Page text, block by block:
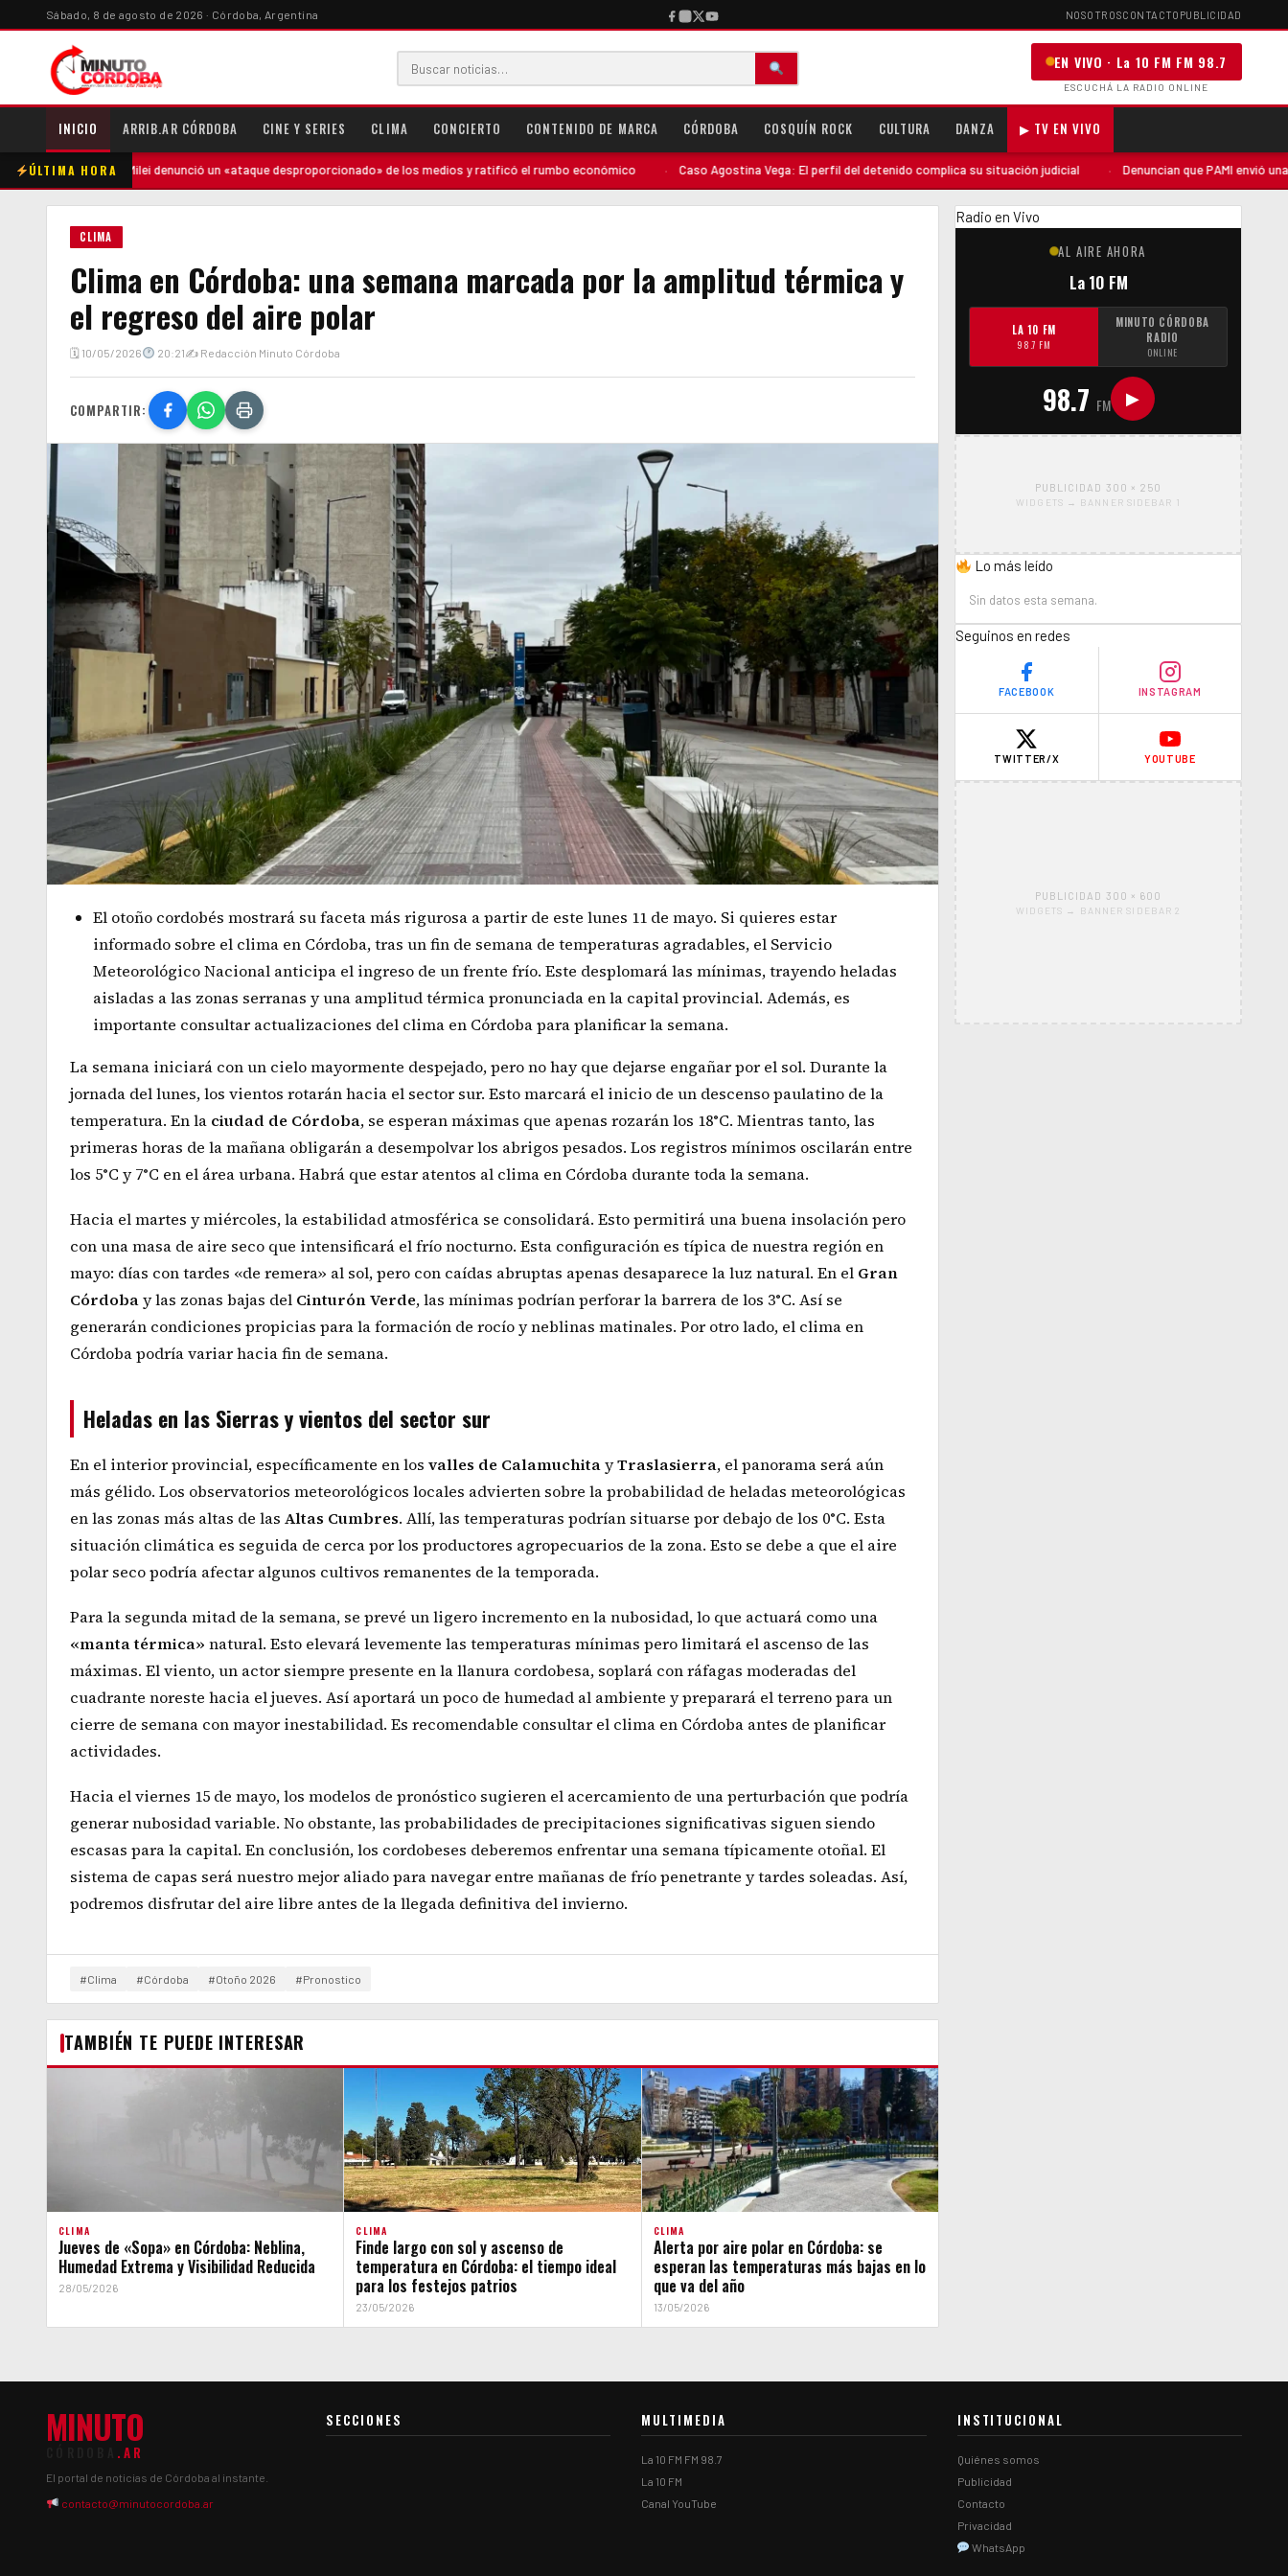
Sábado, 8 de agosto de 2026 · Córdoba, Argentina NOSOTROSCONTACTO PUBLICIDAD
EN VIVO · La 10 FM FM 98.7
ESCUCHÁ LA RADIO ONLINE
INICIO ARRIB.AR CÓRDOBA CINE Y SERIES CLIMA CONCIERTO CONTENIDO DE MARCA CÓRDOBA COSQUÍN ROCK CULTURA DANZA ▶ TV EN VIVO
ÚLTIMA HORA
· Milei denunció un «ataque desproporcionado» de los medios y ratificó el rumbo económico · Caso Agostina Vega: El perfil del detenido complica su situación judicial · Denuncian que PAMI envió una auditoría
CLIMA
Clima en Córdoba: una semana marcada por la amplitud térmica y
el regreso del aire polar
🗓 10/05/2026 20:21✍ Redacción Minuto Córdoba
COMPARTIR:
El otoño cordobés mostrará su faceta más rigurosa a partir de este lunes 11 de mayo. Si quieres estar
informado sobre el clima en Córdoba, tras un fin de semana de temperaturas agradables, el Servicio
Meteorológico Nacional anticipa el ingreso de un frente frío. Este desplomará las mínimas, trayendo heladas
aisladas a las zonas serranas y una amplitud térmica pronunciada en la capital provincial. Además, es
importante consultar actualizaciones del clima en Córdoba para planificar la semana.
La semana iniciará con un cielo mayormente despejado, pero no hay que dejarse engañar por el sol. Durante la
jornada del lunes, los vientos rotarán hacia el sector sur. Esto marcará el inicio de un descenso paulatino de la
temperatura. En la ciudad de Córdoba, se esperan máximas que apenas rozarán los 18°C. Mientras tanto, las
primeras horas de la mañana obligarán a desempolvar los abrigos pesados. Los registros mínimos oscilarán entre
los 5°C y 7°C en el área urbana. Habrá que estar atentos al clima en Córdoba durante toda la semana.
Hacia el martes y miércoles, la estabilidad atmosférica se consolidará. Esto permitirá una buena insolación pero
con una masa de aire seco que intensificará el frío nocturno. Esta configuración es típica de nuestra región en
mayo: días con tardes «de remera» al sol, pero con caídas abruptas apenas desaparece la luz natural. En el Gran
Córdobay las zonas bajas del Cinturón Verde, las mínimas podrían perforar la barrera de los 3°C. Así se
generarán condiciones propicias para la formación de rocío y neblinas matinales. Por otro lado, el clima en
Córdoba podría variar hacia fin de semana.
Heladas en las Sierras y vientos del sector sur
En el interior provincial, específicamente en los valles de CalamuchitayTraslasierra, el panorama será aún
más gélido. Los observatorios meteorológicos locales advierten sobre la probabilidad de heladas meteorológicas
en las zonas más altas de las Altas Cumbres. Allí, las temperaturas podrían situarse por debajo de los 0°C. Esta
situación climática es seguida de cerca por los productores agropecuarios de la zona. Esto se debe a que el aire
polar seco podría afectar algunos cultivos remanentes de la temporada.
Para la segunda mitad de la semana, se prevé un ligero incremento en la nubosidad, lo que actuará como una
«manta térmica» natural. Esto elevará levemente las temperaturas mínimas pero limitará el ascenso de las
máximas. El viento, un actor siempre presente en la llanura cordobesa, soplará con ráfagas moderadas del
cuadrante noreste hacia el jueves. Así aportará un poco de humedad al ambiente y preparará el terreno para un
cierre de semana con mayor inestabilidad. Es recomendable consultar el clima en Córdoba antes de planificar
actividades.
Hacia el viernes 15 de mayo, los modelos de pronóstico sugieren el acercamiento de una perturbación que podría
generar nubosidad variable. No obstante, las probabilidades de precipitaciones significativas siguen siendo
escasas para la capital. En conclusión, los cordobeses deberemos enfrentar una semana típicamente otoñal. El
sistema de capas será nuestro mejor aliado para navegar entre mañanas de frío penetrante y tardes soleadas. Así,
podremos disfrutar del aire libre antes de la llegada definitiva del invierno.
#Clima #Córdoba #Otoño 2026 #Pronostico
TAMBIÉN TE PUEDE INTERESAR
CLIMA
Jueves de «Sopa» en Córdoba: Neblina,
Humedad Extrema y Visibilidad Reducida
28/05/2026
CLIMA
Finde largo con sol y ascenso de
temperatura en Córdoba: el tiempo ideal
para los festejos patrios
23/05/2026
CLIMA
Alerta por aire polar en Córdoba: se
esperan las temperaturas más bajas en lo
que va del año
13/05/2026
Radio en Vivo
AL AIRE AHORA
La 10 FM
LA 10 FM
98.7 FM
MINUTO CÓRDOBA
RADIO
ONLINE
98.7 FM ▶
PUBLICIDAD 300 × 250
WIDGETS → BANNER SIDEBAR 1
Lo más leído
Sin datos esta semana.
Seguinos en redes
FACEBOOK INSTAGRAM
TWITTER/X YOUTUBE
PUBLICIDAD 300 × 600
WIDGETS → BANNER SIDEBAR 2
MINUTO
.AR
El portal de noticias de Córdoba al instante.
contacto@minutocordoba.ar
SECCIONES MULTIMEDIA
La 10 FM FM 98.7
La 10 FM
Canal YouTube
INSTITUCIONAL
Quiénes somos
Publicidad
Contacto
Privacidad
WhatsApp